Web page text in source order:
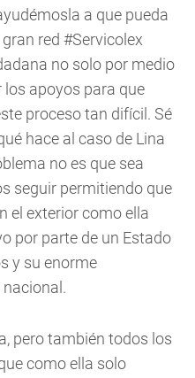
a que pueda
red #Servicolex
no solo por medio
los apoyos para que
proceso tan difícil. Sé
hace al caso de Lina
no es que sea
seguir permitiendo que
el exterior como ella
por parte de un Estado
y su enorme
pero también todos los
como ella solo